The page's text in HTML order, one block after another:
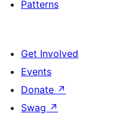
Patterns
Get Involved
Events
Donate ↗
Swag ↗